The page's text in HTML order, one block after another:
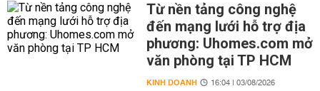
Từ nền tảng công nghệ
đến mạng lưới hỗ trợ địa
phương: Uhomes.com mở
văn phòng tại TP HCM
KINH DOANH 16:04 | 03/08/2026